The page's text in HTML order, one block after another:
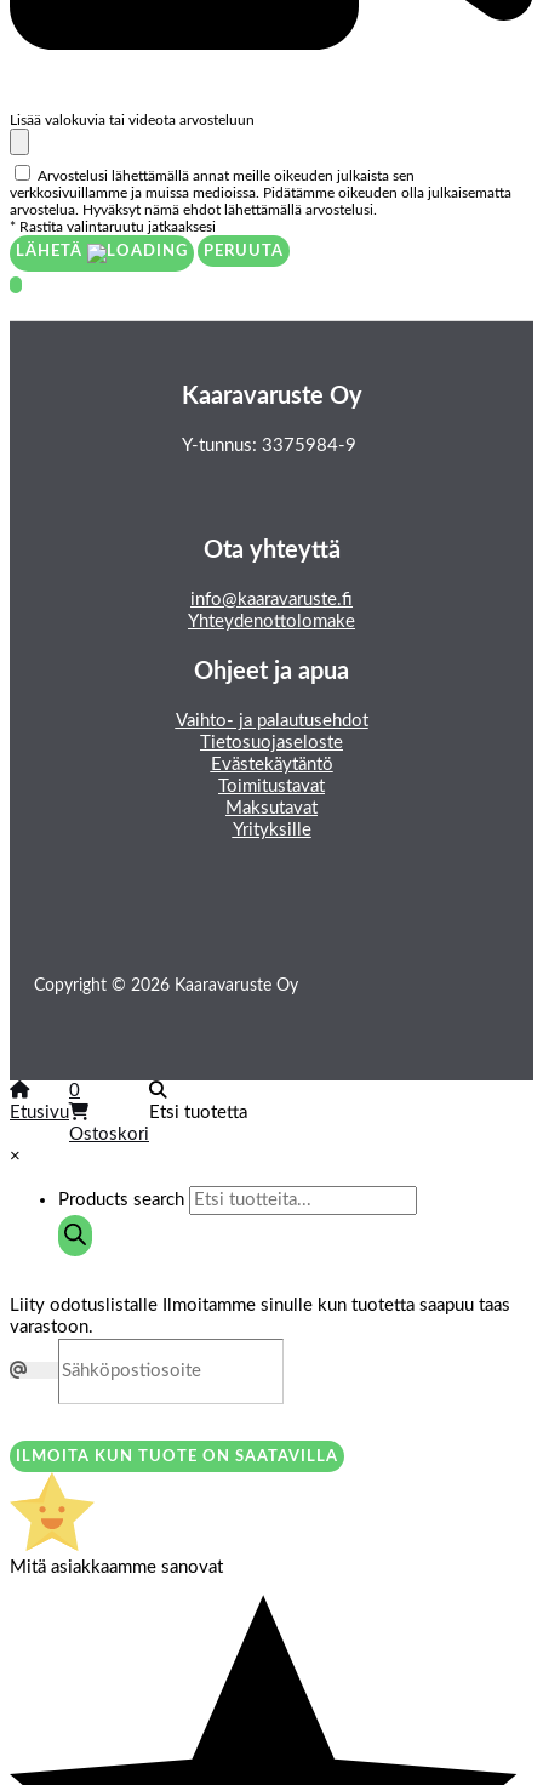
Lisää valokuvia tai videota arvosteluun
Arvostelusi lähettämällä annat meille oikeuden julkaista sen
verkkosivuillamme ja muissa medioissa. Pidätämme oikeuden olla julkaisematta
arvostelua. Hyväksyt nämä ehdot lähettämällä arvostelusi.
* Rastita valintaruutu jatkaaksesi
LÄHETÄ
PERUUTA
Kaaravaruste Oy
Y-tunnus: 3375984-9
Ota yhteyttä
info@kaaravaruste.fi
Yhteydenottolomake
Ohjeet ja apua
Vaihto- ja palautusehdot
Tietosuojaseloste
Evästekäytäntö
Toimitustavat
Maksutavat
Yrityksille
Copyright © 2026 Kaaravaruste Oy
Etusivu
0
Ostoskori
Etsi tuotetta
×
Products search
Liity odotuslistalle
Ilmoitamme sinulle kun tuotetta saapuu taas
varastoon.
ILMOITA KUN TUOTE ON SAATAVILLA
Mitä asiakkaamme sanovat